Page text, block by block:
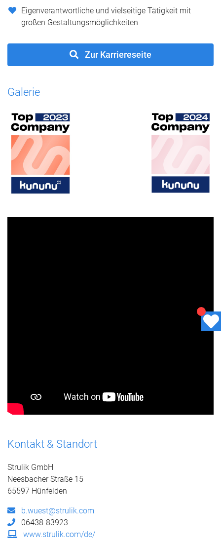
Eigenverantwortliche und vielseitige Tätigkeit mit
großen Gestaltungsmöglichkeiten
Zur Karriereseite
Galerie
Kontakt & Standort
Strulik GmbH
Neesbacher Straße 15
65597 Hünfelden
b.wuest@strulik.com
06438-83923
www.strulik.com/de/